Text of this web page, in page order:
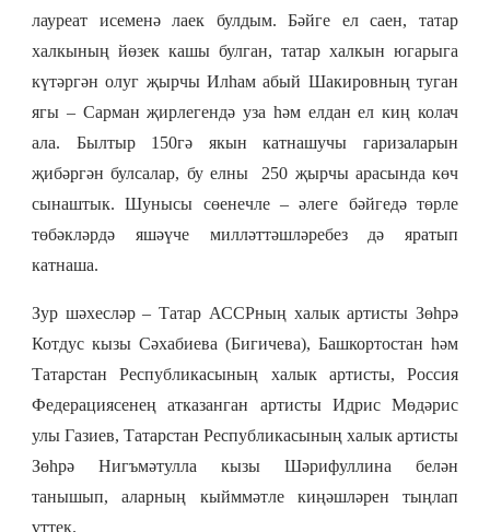
лауреат исеменә лаек булдым. Бәйге ел саен, татар
халкының йөзек кашы булган, татар халкын югарыга
күтәргән олуг җырчы Илһам абый Шакировның туган
ягы – Сарман җирлегендә уза һәм елдан ел киң колач
ала. Былтыр 150гә якын катнашучы гаризаларын
җибәргән булсалар, бу елны 250 җырчы арасында көч
сынаштык. Шунысы сөенечле – әлеге бәйгедә төрле
төбәкләрдә яшәүче милләттәшләребез дә яратып
катнаша.
Зур шәхесләр – Татар АССРның халык артисты Зөһрә
Котдус кызы Сәхабиева (Бигичева), Башкортостан һәм
Татарстан Республикасының халык артисты, Россия
Федерациясенең атказанган артисты Идрис Мөдәрис
улы Газиев, Татарстан Республикасының халык артисты
Зөһрә Нигъмәтулла кызы Шәрифуллина белән
танышып, аларның кыйммәтле киңәшләрен тыңлап
үттек.